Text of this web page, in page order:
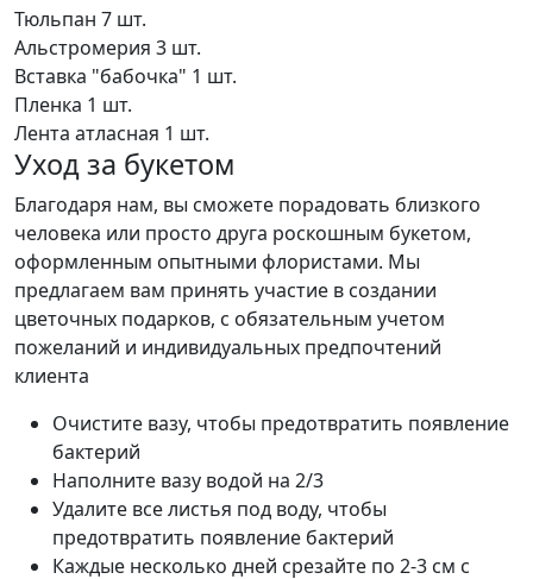
Тюльпан 7 шт.
Альстромерия 3 шт.
Вставка "бабочка" 1 шт.
Пленка 1 шт.
Лента атласная 1 шт.
Уход за букетом
Благодаря нам, вы сможете порадовать близкого
человека или просто друга роскошным букетом,
оформленным опытными флористами. Мы
предлагаем вам принять участие в создании
цветочных подарков, с обязательным учетом
пожеланий и индивидуальных предпочтений
клиента
Очистите вазу, чтобы предотвратить появление
бактерий
Наполните вазу водой на 2/3
Удалите все листья под воду, чтобы
предотвратить появление бактерий
Каждые несколько дней срезайте по 2-3 см с